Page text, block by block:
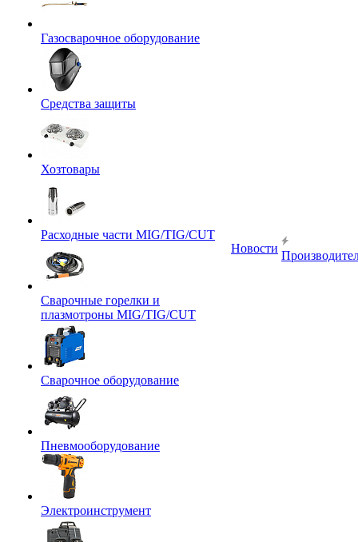
Газосварочное оборудование
Средства защиты
Хозтовары
Расходные части MIG/TIG/CUT
Сварочные горелки и
плазмотроны MIG/TIG/CUT
Сварочное оборудование
Пневмооборудование
Электроинструмент
Новости